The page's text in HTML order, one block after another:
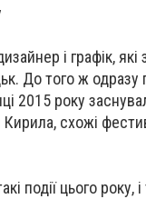
і графік,
До того ж
2015 року
схожі
події цього